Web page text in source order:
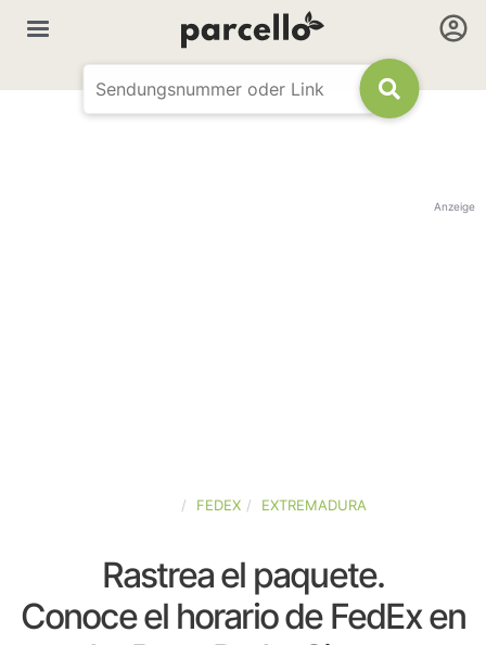
Anzeige
FEDEX EXTREMADURA
Rastrea el paquete.
Conoce el horario de FedEx en